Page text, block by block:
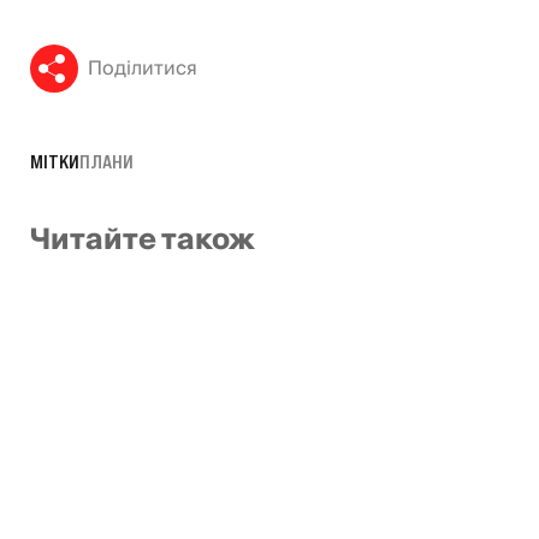
Поділитися
МІТКИПЛАНИ
Читайте також